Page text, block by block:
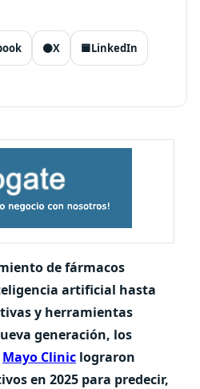
⚫X 🟦LinkedIn
de fármacos
artificial hasta
y herramientas
generación, los
Mayo Clinic lograron
en 2025 para predecir,